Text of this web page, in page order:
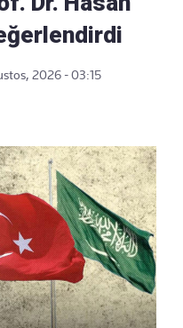
2026 - 03:15